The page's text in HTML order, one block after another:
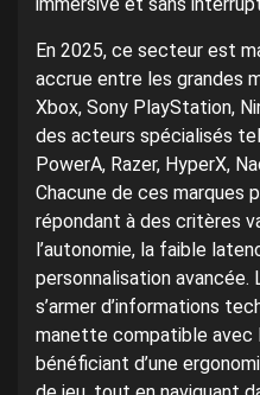
En 2025, ce secteur est
accrue entre les grandes
Xbox, Sony PlayStation,
des acteurs spécialisés
PowerA, Razer, HyperX,
Chacune de ces marques
répondant à des critères
l’autonomie, la faible
personnalisation avancée.
s’armer d’informations
manette compatible avec
bénéficiant d’une